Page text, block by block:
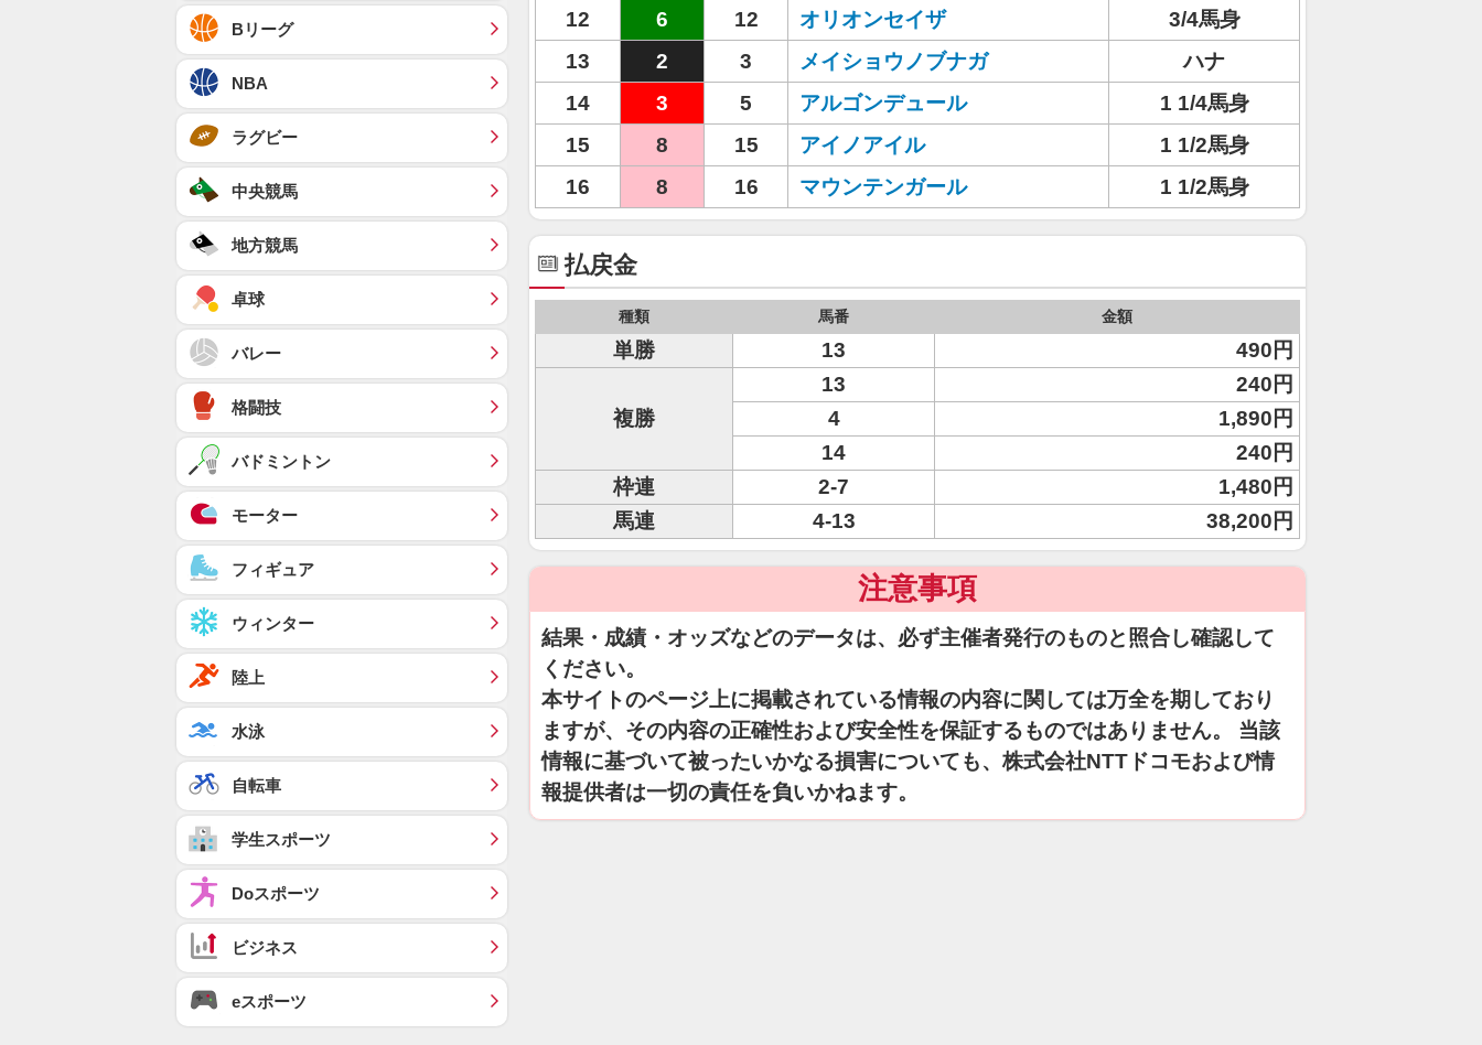
12
6 12 オリオンセイザ
3/4馬身
13
2 3 メイショウノブナガ
ハナ
14
3 5 アルゴンデュール
1 1/4馬身
15
8 15 アイノアイル
1 1/2馬身
16
8 16 マウンテンガール 1 1/2馬身
払戻金
種類 馬番 金額
単勝 13 490円
複勝
13
240円
4
1,890円
14
240円
枠連
2-7
1,480円
馬連
4-13 38,200円
注意事項
結果・成績・オッズなどのデータは、必ず主催者発行のものと照合し確認して
ください。
本サイトのページ上に掲載されている情報の内容に関しては万全を期しており
ますが、その内容の正確性および安全性を保証するものではありません。 当該
情報に基づいて被ったいかなる損害についても、株式会社NTTドコモおよび情
報提供者は一切の責任を負いかねます。
Bリーグ
NBA
ラグビー
中央競馬
地方競馬
卓球
バレー
格闘技
バドミントン
モーター
フィギュア
ウィンター
陸上
水泳
自転車
学生スポーツ
Doスポーツ
ビジネス
eスポーツ